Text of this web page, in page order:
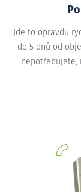
Jde to opravdu
do 5 dnů od
nepotřebujete,